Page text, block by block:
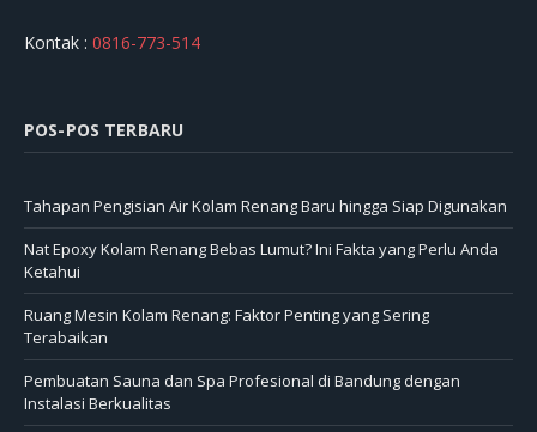
Kontak : 0816-773-514
POS-POS TERBARU
Tahapan Pengisian Air Kolam Renang Baru hingga Siap Digunakan
Nat Epoxy Kolam Renang Bebas Lumut? Ini Fakta yang Perlu Anda
Ketahui
Ruang Mesin Kolam Renang: Faktor Penting yang Sering
Terabaikan
Pembuatan Sauna dan Spa Profesional di Bandung dengan
Instalasi Berkualitas